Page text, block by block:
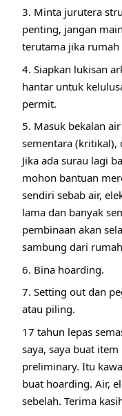
3. Minta jurutera
penting, jangan
terutama jika rumah
4. Siapkan lukisan
hantar untuk
permit.
5. Masuk bekalan
sementara (kritikal),
Jika ada surau lagi
mohon bantuan
sendiri sebab air,
lama dan banyak
pembinaan akan
sambung dari
6. Bina hoarding.
7. Setting out dan
atau piling.
17 tahun lepas
saya, saya buat
preliminary. Itu
buat hoarding. Air,
sebelah. Terima